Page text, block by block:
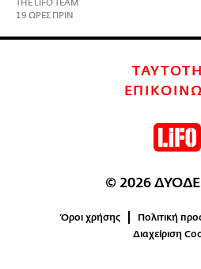
THE LIFO TEAM
19 ΩΡΕΣ ΠΡΙΝ
© 2026
Όροι χρήσης
Πολιτική
Διαχείριση